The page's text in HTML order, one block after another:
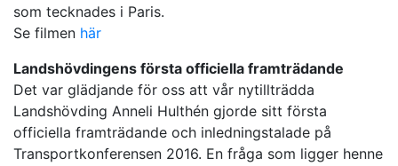
som tecknades i Paris.
Se filmen här
Landshövdingens första officiella framträdande
Det var glädjande för oss att vår nytillträdda
Landshövding Anneli Hulthén gjorde sitt första
officiella framträdande och inledningstalade på
Transportkonferensen 2016. En fråga som ligger henne